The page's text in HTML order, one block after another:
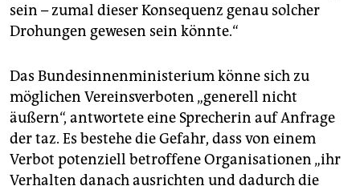
sein – zumal dieser Konsequenz genau solcher
Drohungen gewesen sein könnte.“
Das Bundesinnenministerium könne sich zu
möglichen Vereinsverboten „generell nicht
äußern“, antwortete eine Sprecherin auf Anfrage
der taz. Es bestehe die Gefahr, dass von einem
Verbot potenziell betroffene Organisationen „ihr
Verhalten danach ausrichten und dadurch die